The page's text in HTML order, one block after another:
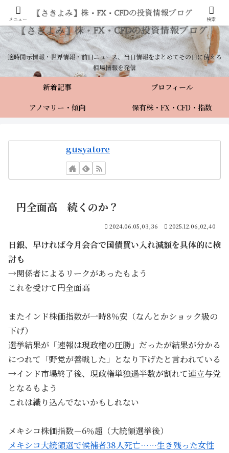
適時開示情報・世界情報・前日ニュース、当日情報をまとめてその日に使える
相場情報を発信
新着記事
プロフィール
アノマリー・傾向
保有株・FX・CFD・指数
gusyatore
円全面高 続くのか？
2024.06.05,03,36 2025.12.06,02,40
日銀、早ければ今月会合で国債買い入れ減額を具体的に検
討も
→関係者によるリークがあったもよう
これを受けて円全面高
またインド株価指数が一時8％安（なんとかショック級の
下げ）
選挙結果が「速報は現政権の圧勝」だったが結果が分かる
につれて「野党が善戦した」となり下げたと言われている
→インド市場終了後、現政権単独過半数が割れて連立与党
となるもよう
これは織り込んでないかもしれない
メキシコ株価指数－6％超（大統領選挙後）
メキシコ大統領選で候補者38人死亡……生き残った女性
メニュー 検索